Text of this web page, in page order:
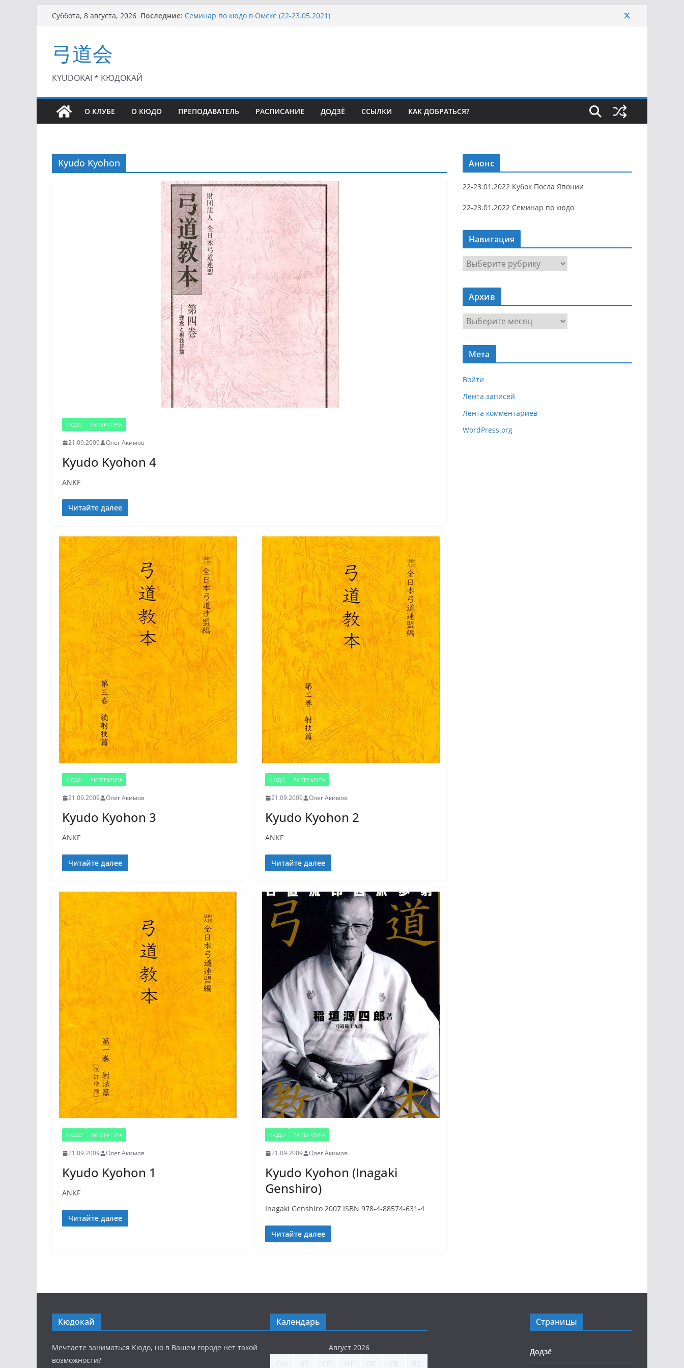
Перейти
Суббота, 8 августа, 2026 Последние: Семинар по кюдо в Омске (22-23.05.2021)
弓道会
KYUDOKAI * КЮДОКАЙ
О КЛУБЕ О КЮДО ПРЕПОДАВАТЕЛЬ РАСПИСАНИЕ ДОДЗЁ ССЫЛКИ КАК ДОБРАТЬСЯ?
Kyudo Kyohon
КЮДО ЛИТЕРАТУРА
21.09.2009 Олег Акимов
Kyudo Kyohon 4
ANKF
Читайте далее
КЮДО ЛИТЕРАТУРА
21.09.2009 Олег Акимов
Kyudo Kyohon 3
ANKF
Читайте далее
КЮДО ЛИТЕРАТУРА
21.09.2009 Олег Акимов
Kyudo Kyohon 2
ANKF
Читайте далее
КЮДО ЛИТЕРАТУРА
21.09.2009 Олег Акимов
Kyudo Kyohon 1
ANKF
Читайте далее
КЮДО ЛИТЕРАТУРА
21.09.2009 Олег Акимов
Kyudo Kyohon (Inagaki
Genshiro)
Inagaki Genshiro 2007 ISBN 978-4-88574-631-4
Читайте далее
Анонс
22-23.01.2022 Кубок Посла Японии
22-23.01.2022 Семинар по кюдо
Навигация
Н
а
в
г
я
Архив
р
х
Мета
Войти
Лента записей
Лента комментариев
WordPress.org
Кюдокай
Мечтаете заниматься Кюдо, но в Вашем городе нет такой
возможности?
Календарь
Август 2026
Страницы
Додзё